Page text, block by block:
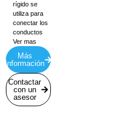
rígido se
utiliza para
conectar los
conductos
Ver mas
Más
información
Contactar
con un
asesor